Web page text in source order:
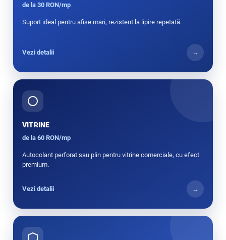
de la 30 RON/mp
Suport ideal pentru afișe mari, rezistent la lipire repetată.
Vezi detalii →
VITRINE
de la 60 RON/mp
Autocolant perforat sau plin pentru vitrine comerciale, cu efect
premium.
Vezi detalii →